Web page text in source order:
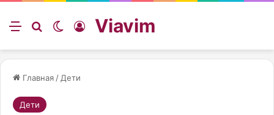
Меню ИскатьSwitch skin
Войти
Viavim
Главная / Дети
Дети